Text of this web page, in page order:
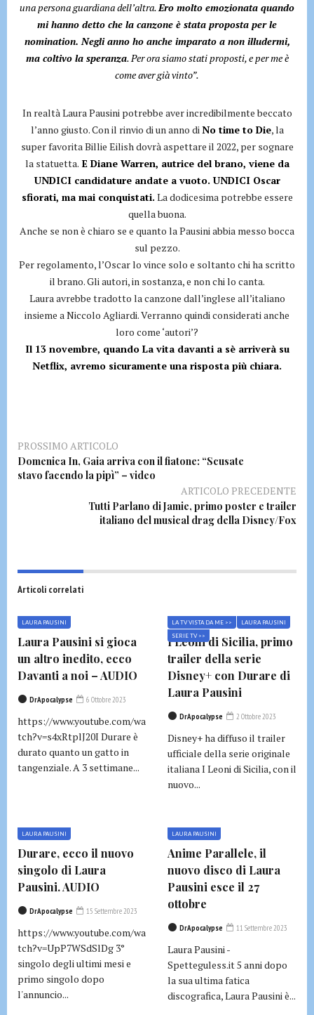
una persona guardiana dell’altra.Ero molto emozionata quando
mi hanno detto che la canzone è stata proposta per le
nomination. Negli anno ho anche imparato a non illudermi,
ma coltivo la speranza. Per ora siamo stati proposti, e per me è
come aver già vinto”.
In realtà Laura Pausini potrebbe aver incredibilmente beccato
l’anno giusto. Con il rinvio di un anno diNo time to Die, la
super favorita Billie Eilish dovrà aspettare il 2022, per sognare
la statuetta. E Diane Warren, autrice del brano, viene da
UNDICI candidature andate a vuoto. UNDICI Oscar
sfiorati, ma mai conquistati. La dodicesima potrebbe essere
quella buona.
Anche se non è chiaro se e quanto la Pausini abbia messo bocca
sul pezzo.
Per regolamento, l’Oscar lo vince solo e soltanto chi ha scritto
il brano. Gli autori, in sostanza, e non chi lo canta.
Laura avrebbe tradotto la canzone dall’inglese all’italiano
insieme a Niccolo Agliardi. Verranno quindi considerati anche
loro come ‘autori’?
Il 13 novembre, quando La vita davanti a sè arriverà su
Netflix, avremo sicuramente una risposta più chiara.
PROSSIMO ARTICOLO
Domenica In, Gaia arriva con il fiatone: “Scusate
stavo facendo la pipì” – video
ARTICOLO PRECEDENTE
Tutti Parlano di Jamie, primo poster e trailer
italiano del musical drag della Disney/Fox
Articoli correlati
LAURA PAUSINI
Laura Pausini si gioca
un altro inedito, ecco
Davanti a noi – AUDIO
DrApocalypse 6 Ottobre 2023
https://www.youtube.com/wa
tch?v=s4xRtplJ20I Durare è
durato quanto un gatto in
tangenziale. A 3 settimane...
LA TV VISTA DA ME >>
LAURA PAUSINI
SERIE TV >>
I Leoni di Sicilia, primo
trailer della serie
Disney+ con Durare di
Laura Pausini
DrApocalypse 2 Ottobre 2023
Disney+ ha diffuso il trailer
ufficiale della serie originale
italiana I Leoni di Sicilia, con il
nuovo...
LAURA PAUSINI
Durare, ecco il nuovo
singolo di Laura
Pausini. AUDIO
DrApocalypse 15 Settembre 2023
https://www.youtube.com/wa
tch?v=UpP7WSdSlDg 3°
singolo degli ultimi mesi e
primo singolo dopo
l'annuncio...
LAURA PAUSINI
Anime Parallele, il
nuovo disco di Laura
Pausini esce il 27
ottobre
DrApocalypse 11 Settembre 2023
Laura Pausini -
Spetteguless.it 5 anni dopo
la sua ultima fatica
discografica, Laura Pausini è...